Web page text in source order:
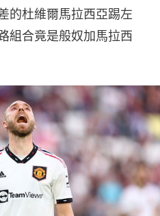
的杜維爾馬拉西亞踢左
組合竟是般奴加馬拉西